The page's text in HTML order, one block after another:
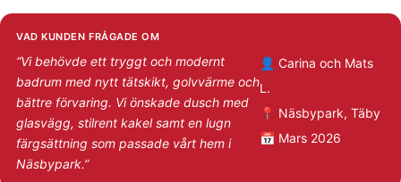
VAD KUNDEN FRÅGADE OM
“Vi behövde ett tryggt och modernt
badrum med nytt tätskikt, golvvärme och
bättre förvaring. Vi önskade dusch med
glasvägg, stilrent kakel samt en lugn
färgsättning som passade vårt hem i
Näsbypark.”
👤 Carina och Mats
L.
📍 Näsbypark, Täby
📅 Mars 2026